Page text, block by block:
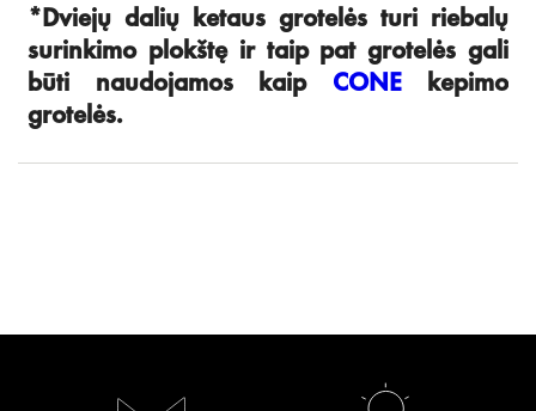
*Dviejų dalių ketaus grotelės turi riebalų
surinkimo plokštę ir taip pat grotelės gali
būti naudojamos kaip CONE kepimo
grotelės.